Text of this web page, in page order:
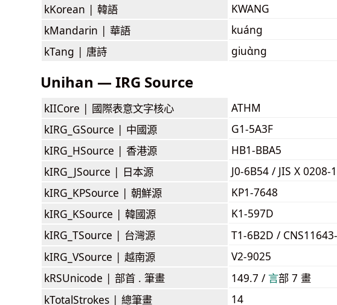
kKorean | 韓語
KWANG
kMandarin | 華語
kuáng
kTang | 唐詩 giuɑ̀ng
Unihan — IRG Source
kIICore | 國際表意文字核心
ATHM
kIRG_GSource | 中國源
G1-5A3F
kIRG_HSource | 香港源
HB1-BBA5
kIRG_JSource | 日本源
J0-6B54 / JIS X 0208-
kIRG_KPSource | 朝鮮源
KP1-7648
kIRG_KSource | 韓國源
K1-597D
kIRG_TSource | 台灣源
T1-6B2D /
kIRG_VSource | 越南源
V2-9025
kRSUnicode | 部首 . 筆畫 149.7 / ⾔部 7 畫
kTotalStrokes | 總筆畫 14